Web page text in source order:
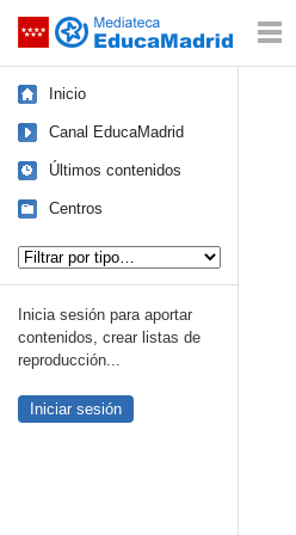
Saltar navegación
Inicio
Canal EducaMadrid
Últimos contenidos
Centros
Inicia sesión para aportar
contenidos, crear listas de
reproducción...
Iniciar sesión